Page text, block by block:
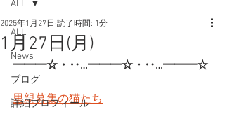
ALL
News
ブログ
詳細プロフィール
ALL
1月27日(月)
2025年1月27日 読了時間: 1分
━━━☆・‥…━━━☆・‥…━━━☆
里親募集の猫たち